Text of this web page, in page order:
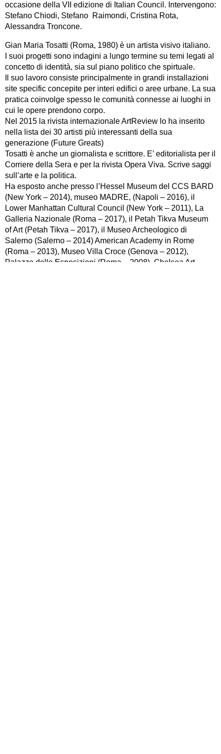
occasione della VII edizione di Italian Council. Intervengono:
Stefano Chiodi, Stefano Raimondi, Cristina Rota,
Alessandra Troncone.
Gian Maria Tosatti (Roma, 1980) è un artista visivo italiano.
I suoi progetti sono indagini a lungo termine su temi legati al
concetto di identità, sia sul piano politico che spirtuale.
Il suo lavoro consiste principalmente in grandi installazioni
site specific concepite per interi edifici o aree urbane. La sua
pratica coinvolge spesso le comunità connesse ai luoghi in
cui le opere prendono corpo.
Nel 2015 la rivista internazionale ArtReview lo ha inserito
nella lista dei 30 artisti più interessanti della sua
generazione (Future Greats)
Tosatti è anche un giornalista e scrittore. E’ editorialista per il
Corriere della Sera e per la rivista Opera Viva. Scrive saggi
sull’arte e la politica.
Ha esposto anche presso l’Hessel Museum del CCS BARD
(New York – 2014), museo MADRE, (Napoli – 2016), il
Lower Manhattan Cultural Council (New York – 2011), La
Galleria Nazionale (Roma – 2017), il Petah Tikva Museum
of Art (Petah Tikva – 2017), il Museo Archeologico di
Salerno (Salerno – 2014) American Academy in Rome
(Roma – 2013), Museo Villa Croce (Genova – 2012),
Palazzo delle Esposizioni (Roma – 2008), Chelsea Art